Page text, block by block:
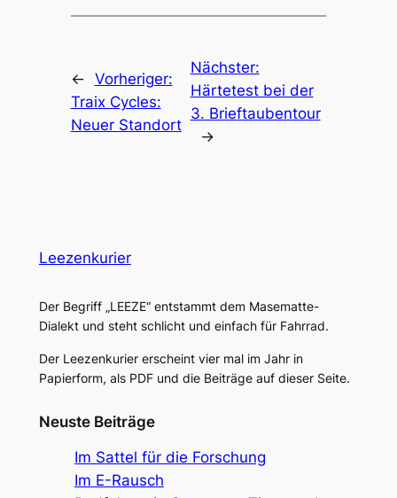
← Vorheriger:
Traix Cycles:
Neuer Standort
Nächster:
Härtetest bei der
3. Brieftaubentour
→
Leezenkurier
Der Begriff „LEEZE“ entstammt dem Masematte-
Dialekt und steht schlicht und einfach für Fahrrad.
Der Leezenkurier erscheint vier mal im Jahr in
Papierform, als PDF und die Beiträge auf dieser Seite.
Neuste Beiträge
Im Sattel für die Forschung
Im E-Rausch